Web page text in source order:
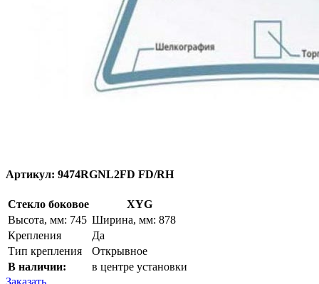
Артикул: 9474RGNL2FD FD/RH
Стекло боковое
XYG
Высота, мм: 745 Ширина, мм: 878
Крепления
Да
Тип крепления
Открывное
В наличии:
в центре установки
Заказать